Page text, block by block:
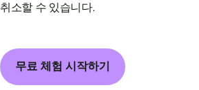
취소할 수 있습니다.
무료 체험 시작하기